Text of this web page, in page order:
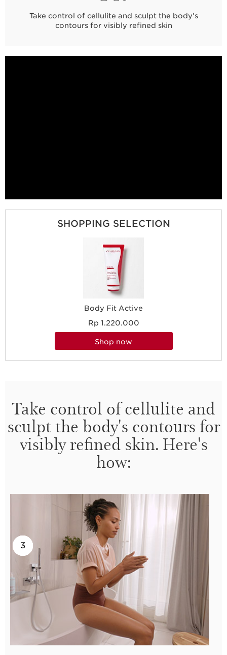
Take control of cellulite and sculpt the body's
contours for visibly refined skin
SHOPPING SELECTION
Body Fit Active
Rp 1.220.000
shop now
Take control of cellulite and
sculpt the body's contours for
visibly refined skin. Here's
how:
1
2
3